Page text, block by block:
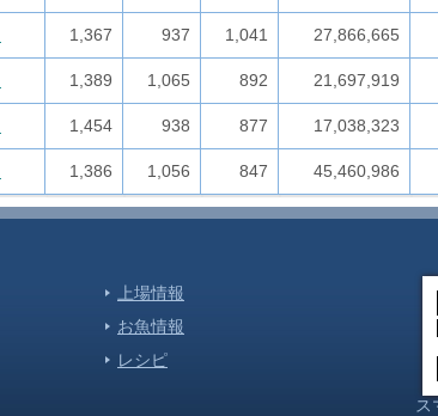
1,367 937 1,041 27,866,665
1,389 1,065 892 21,697,919
1,454 938 877 17,038,323
1,386 1,056 847 45,460,986
上場情報
お魚情報
レシピ
ス